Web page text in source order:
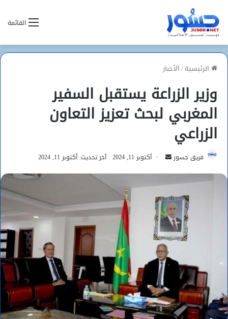
القائمة
الرئيسية/الأخبار
وزير الزراعة يستقبل السفير
المغربي لبحث تعزيز التعاون
الزراعي
فريق جسور
أرسل أكتوبر 11, 2024 آخر تحديث: أكتوبر 11, 2024